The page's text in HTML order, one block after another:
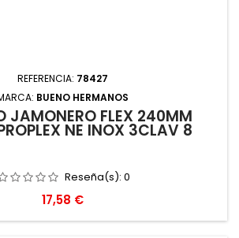
REFERENCIA: 78427
BUENO HERMANOS
JAMONERO FLEX 240MM
NE INOX 3CLAV 8
Reseña(s): 0
Precio
17,58 €